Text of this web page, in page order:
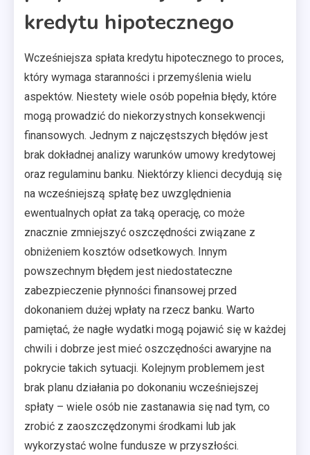
kredytu hipotecznego
Wcześniejsza spłata kredytu hipotecznego to proces,
który wymaga staranności i przemyślenia wielu
aspektów. Niestety wiele osób popełnia błędy, które
mogą prowadzić do niekorzystnych konsekwencji
finansowych. Jednym z najczęstszych błędów jest
brak dokładnej analizy warunków umowy kredytowej
oraz regulaminu banku. Niektórzy klienci decydują się
na wcześniejszą spłatę bez uwzględnienia
ewentualnych opłat za taką operację, co może
znacznie zmniejszyć oszczędności związane z
obniżeniem kosztów odsetkowych. Innym
powszechnym błędem jest niedostateczne
zabezpieczenie płynności finansowej przed
dokonaniem dużej wpłaty na rzecz banku. Warto
pamiętać, że nagłe wydatki mogą pojawić się w każdej
chwili i dobrze jest mieć oszczędności awaryjne na
pokrycie takich sytuacji. Kolejnym problemem jest
brak planu działania po dokonaniu wcześniejszej
spłaty – wiele osób nie zastanawia się nad tym, co
zrobić z zaoszczędzonymi środkami lub jak
wykorzystać wolne fundusze w przyszłości.